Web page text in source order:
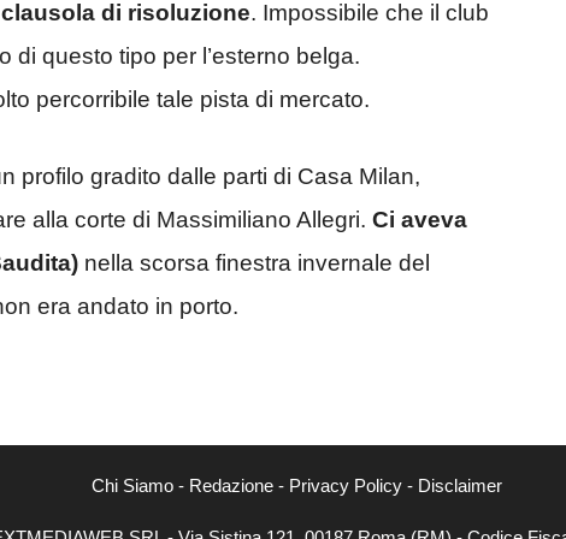
di risoluzione. Impossibile che il club
di questo tipo per l’esterno belga.
percorribile tale pista di mercato.
profilo gradito dalle parti di Casa Milan,
alla corte di Massimiliano Allegri. Ci aveva
nella scorsa finestra invernale del
era andato in porto.
Chi Siamo- Redazione- Privacy Policy- Disclaimer